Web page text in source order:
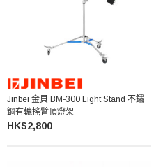
Jinbei 金貝 BM-300 Light Stand 不鏽
鋼有轆搖臂頂燈架
HK$2,800